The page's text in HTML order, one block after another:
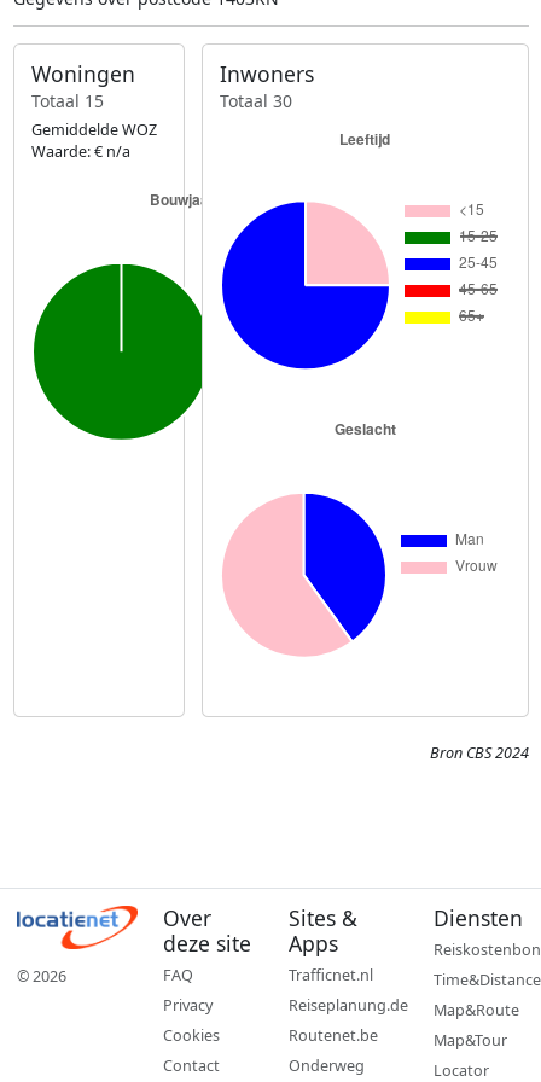
Woningen
Totaal 15
Gemiddelde WOZ
Waarde: € n/a
Inwoners
Totaal 30
Bron CBS 2024
© 2026
Over
deze site
FAQ
Privacy
Cookies
Contact
Sites &
Apps
Trafficnet.nl
Reiseplanung.de
Routenet.be
Onderweg
Diensten
Reiskostenbon
Time&Distance
Map&Route
Map&Tour
Locator